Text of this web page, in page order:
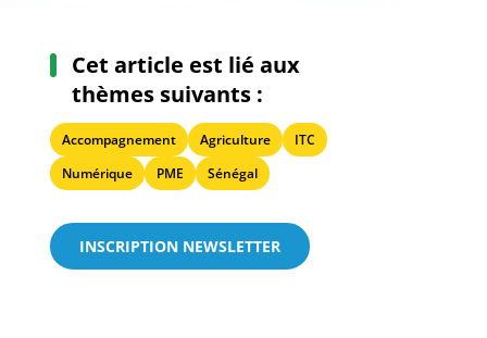
Cet article est lié aux
thèmes suivants :
Accompagnement Agriculture
ITC
Numérique
PME Sénégal
INSCRIPTION NEWSLETTER